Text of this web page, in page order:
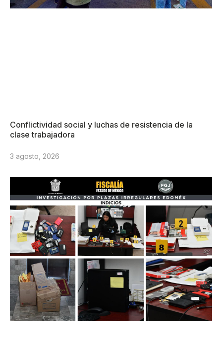
Conflictividad social y luchas de resistencia de la
clase trabajadora
3 agosto, 2026